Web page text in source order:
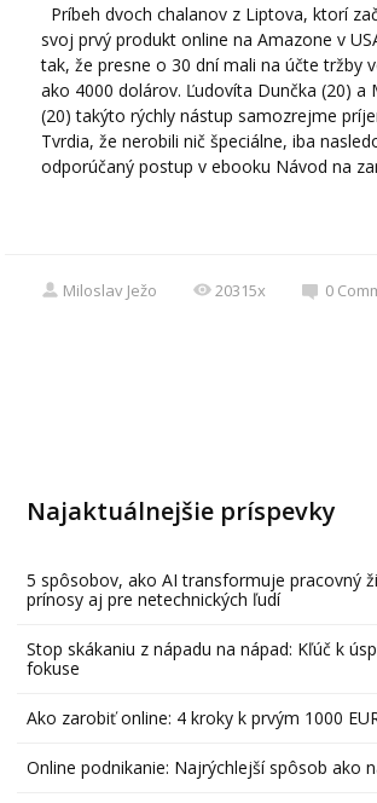
Príbeh dvoch chalanov z Liptova, ktorí
svoj prvý produkt online na Amazone v
tak, že presne o 30 dní mali na účte tržby
ako 4000 dolárov. Ľudovíta Dunčka (20) a
(20) takýto rýchly nástup samozrejme
Tvrdia, že nerobili nič špeciálne, iba
odporúčaný postup v ebooku Návod na
Miloslav Ježo 20315x 0
Najaktuálnejšie príspevky
5 spôsobov, ako AI transformuje pracovný
prínosy aj pre netechnických ľudí
Stop skákaniu z nápadu na nápad: Kľúč k
fokuse
Ako zarobiť online: 4 kroky k prvým 1000
Online podnikanie: Najrýchlejší spôsob ako